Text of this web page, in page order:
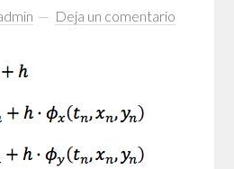
Deja un comentario